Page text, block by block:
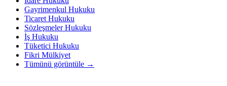
Gayrimenkul Hukuku
Ticaret Hukuku
Sözleşmeler Hukuku
İş Hukuku
Tüketici Hukuku
Fikri Mülkiyet
Tümünü görüntüle →